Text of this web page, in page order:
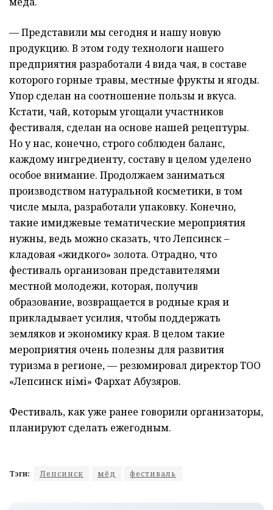
— Представили мы сегодня и нашу новую
продукцию. В этом году технологи нашего
предприятия разработали 4 вида чая, в составе
которого горные травы, местные фрукты и ягоды.
Упор сделан на соотношение пользы и вкуса.
Кстати, чай, которым угощали участников
фестиваля, сделан на основе нашей рецептуры.
Но у нас, конечно, строго соблюден баланс,
каждому ингредиенту, составу в целом уделено
особое внимание. Продолжаем заниматься
производством натуральной косметики, в том
числе мыла, разработали упаковку. Конечно,
такие имиджевые тематические мероприятия
нужны, ведь можно сказать, что Лепсинск –
кладовая «жидкого» золота. Отрадно, что
фестиваль организован представителями
местной молодежи, которая, получив
образование, возвращается в родные края и
прикладывает усилия, чтобы поддержать
земляков и экономику края. В целом такие
мероприятия очень полезны для развития
туризма в регионе, — резюмировал директор ТОО
«Лепсинск өнімі» Фархат Абузяров.
Фестиваль, как уже ранее говорили организаторы,
планируют сделать ежегодным.
Тэги: Лепсинск мёд фестиваль